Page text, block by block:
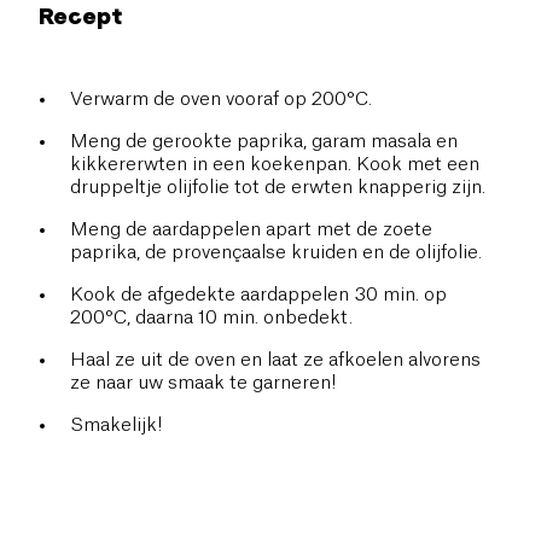
Recept
Verwarm de oven vooraf op 200°C.
Meng de gerookte paprika, garam masala en
kikkererwten in een koekenpan. Kook met een
druppeltje olijfolie tot de erwten knapperig zijn.
Meng de aardappelen apart met de zoete
paprika, de provençaalse kruiden en de olijfolie.
Kook de afgedekte aardappelen 30 min. op
200°C, daarna 10 min. onbedekt.
Haal ze uit de oven en laat ze afkoelen alvorens
ze naar uw smaak te garneren!
Smakelijk!